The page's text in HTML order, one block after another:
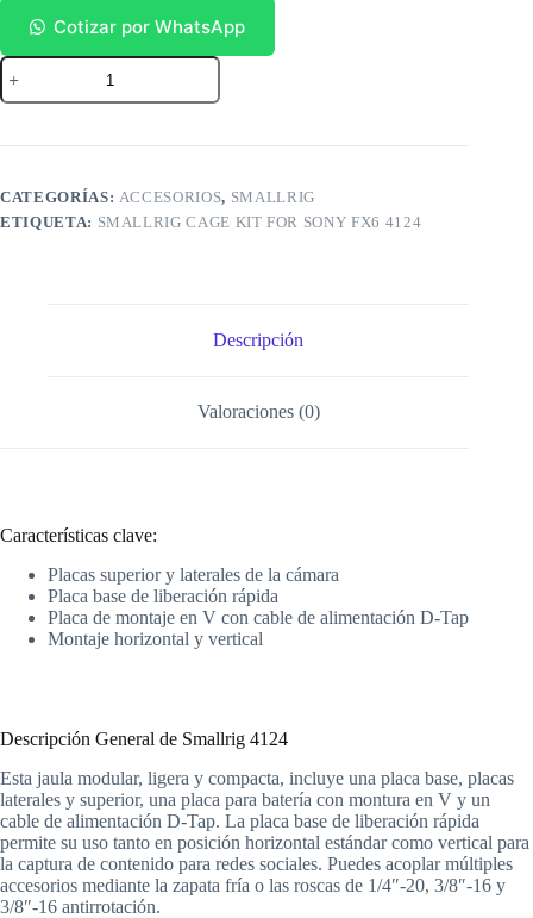
Cotizar por WhatsApp
SmallRig
Cage
Kit
Sony
cantidad
CATEGORÍAS: ACCESORIOS, SMALLRIG
ETIQUETA: SMALLRIG CAGE KIT FOR SONY FX6 4124
Descripción
Valoraciones (0)
Características clave:
Placas superior y laterales de la cámara
Placa base de liberación rápida
Placa de montaje en V con cable de alimentación D-Tap
Montaje horizontal y vertical
Descripción General de Smallrig 4124
Esta jaula modular, ligera y compacta, incluye una placa base, placas
laterales y superior, una placa para batería con montura en V y un
cable de alimentación D-Tap. La placa base de liberación rápida
permite su uso tanto en posición horizontal estándar como vertical para
la captura de contenido para redes sociales. Puedes acoplar múltiples
accesorios mediante la zapata fría o las roscas de 1/4″-20, 3/8″-16 y
3/8″-16 antirrotación.